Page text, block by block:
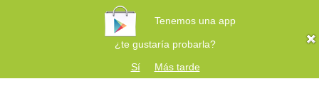
Tenemos una app
¿te gustaría probarla?
Sí
Más tarde